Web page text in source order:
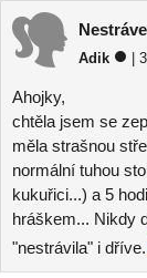
Adik |
Ahojky,
chtěla jsem se
měla strašnou
normální tuhou
kukuřici...) a 5
hráškem... Nikdy
"nestrávila" i dříve.